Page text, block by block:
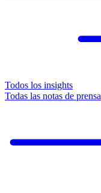
Todos los insights
Todas las notas de prensa